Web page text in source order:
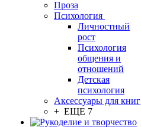
Проза
Психология
Личностный
рост
Психология
общения и
отношений
Детская
психология
Аксессуары для книг
+ ЕЩЕ 7